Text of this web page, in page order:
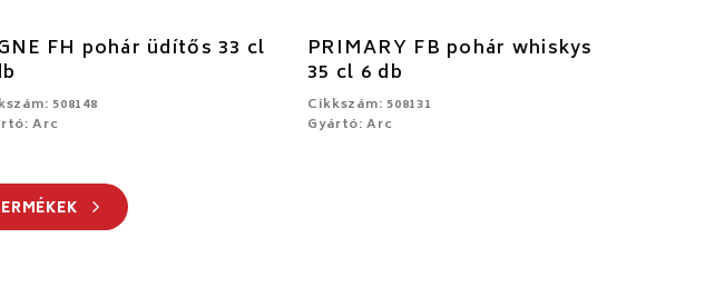
FH pohár üdítős 33 cl
508148
Arc
PRIMARY FB pohár whiskys
35 cl 6 db
Cikkszám: 508131
Gyártó: Arc